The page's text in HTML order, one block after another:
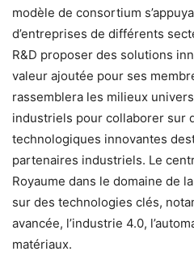
modèle de consortium
d’entreprises de différents
R&D proposer des solutions
valeur ajoutée pour ses
rassemblera les milieux
industriels pour collaborer sur
technologiques innovantes
partenaires industriels. Le
Royaume dans le domaine de
sur des technologies clés,
avancée, l’industrie 4.0,
matériaux.